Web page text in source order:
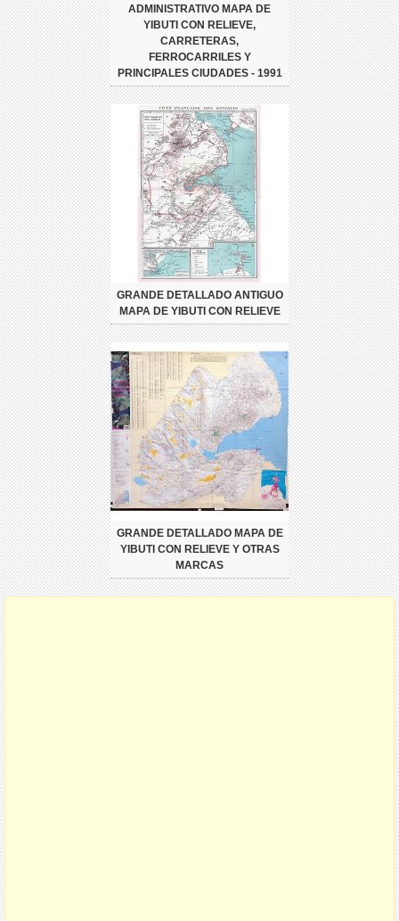
ADMINISTRATIVO MAPA DE
YIBUTI CON RELIEVE,
CARRETERAS,
FERROCARRILES Y
PRINCIPALES CIUDADES - 1991
GRANDE DETALLADO ANTIGUO
MAPA DE YIBUTI CON RELIEVE
GRANDE DETALLADO MAPA DE
YIBUTI CON RELIEVE Y OTRAS
MARCAS